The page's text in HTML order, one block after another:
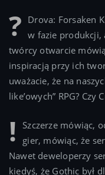
Drova: Forsaken
w fazie produkcji,
twórcy otwarcie
inspiracją przy ich
uważacie, że na
like’owych” RPG?
Szczerze mówiąc,
gier, mówiąc, że
Nawet deweloperzy
kiedyś, że Gothic był